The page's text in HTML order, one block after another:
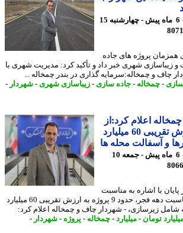
6 ماه پیش - چهارشنبه 15
پروژه های جاده
شهری خبر داد و تأکید کرد: مدیریت شهری با
و چمخاله:سرمایه گذاری در بندر چمخاله ...
- چمخاله-جاده سازی- زیباسازی شهری- شهردار-
اعلام کرد:از
افتتاح 9 پروژه به ارزش تقریبی 60 میلیارد
آسفالت محله ها
6 ماه پیش - جمعه 10
با اشاره به مناسبت
های پیش رو، گفت: به مناسبت دهه فجر، حدود 9 پروژه به ارزش تقریبی 60 میلیارد
زیرسازی، - شهردار چاف و چمخاله اعلام کرد:
تومان-میلیارد-چمخاله-پروژه-شهردار-